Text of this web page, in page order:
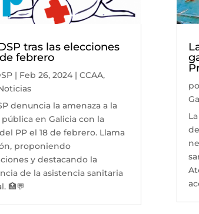
tras las elecciones
febrero
| Feb 26, 2024| CCAA,
denuncia la amenaza a la
en Galicia con la
PP el 18 de febrero. Llama
proponiendo
y destacando la
de la asistencia sanitaria
🏥💬